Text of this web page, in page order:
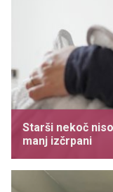
Starši nekoč
manj izčrpani